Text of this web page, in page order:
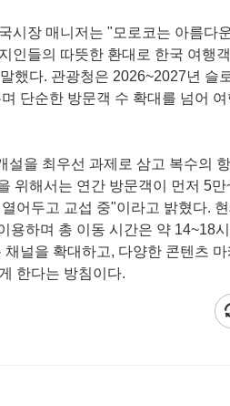
시장 매니저는 "모로코는 아름다
인들의 따뜻한 환대로 한국 여행
했다. 관광청은 2026~2027년 슬
단순한 방문객 수 확대를 넘어
설을 최우선 과제로 삼고 복수의
위해서는 연간 방문객이 먼저 5
어두고 교섭 중"이라고 밝혔다.
용하며 총 이동 시간은 약 14~18
널을 확대하고, 다양한 콘텐츠
한다는 방침이다.